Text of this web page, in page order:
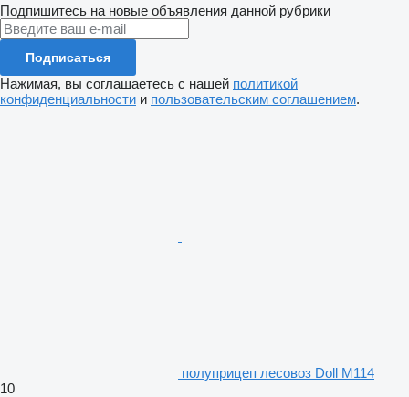
Подпишитесь на новые объявления данной рубрики
Подписаться
Нажимая, вы соглашаетесь с нашей политикой
конфиденциальности и пользовательским соглашением.
полуприцеп лесовоз Doll M114
10